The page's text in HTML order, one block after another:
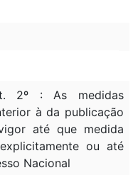
2º : As medidas
à da publicação
até que medida
ou até
Nacional